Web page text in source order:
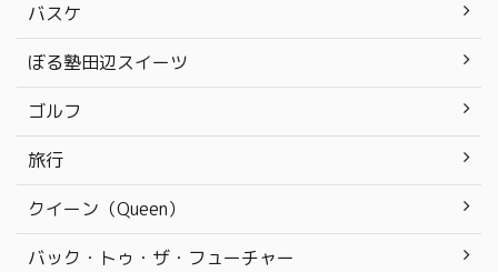
バスケ
ぼる塾田辺スイーツ
ゴルフ
旅行
クイーン（Queen）
バック・トゥ・ザ・フューチャー